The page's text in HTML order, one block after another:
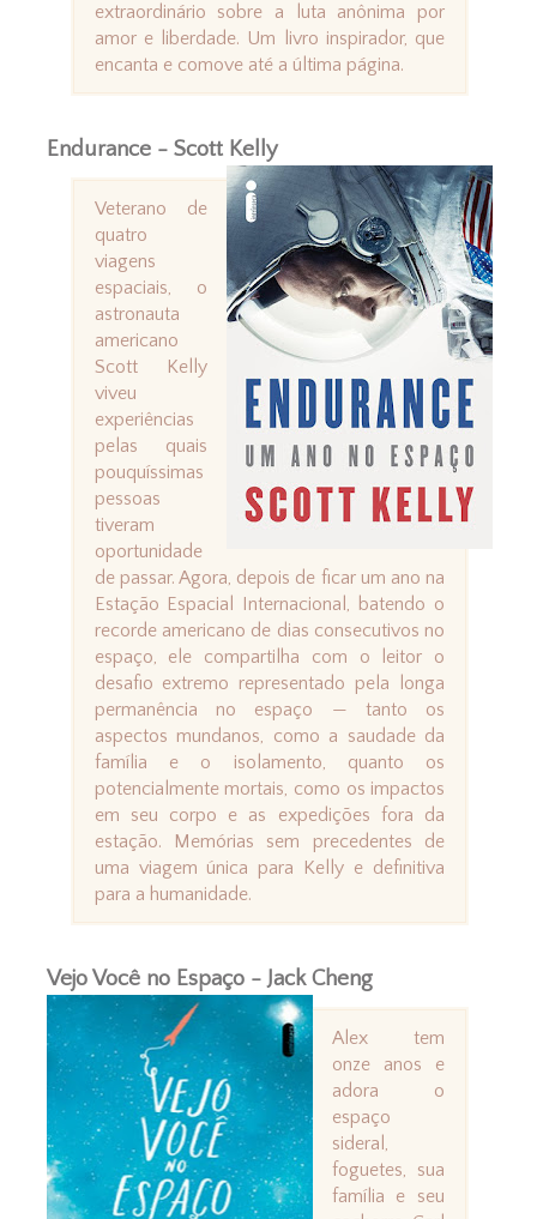
extraordinário sobre a luta anônima por
amor e liberdade. Um livro inspirador, que
encanta e comove até a última página.
Endurance - Scott Kelly
Veterano de
quatro
viagens
espaciais, o
astronauta
americano
Scott Kelly
viveu
experiências
pelas quais
pouquíssimas
pessoas
tiveram
oportunidade
de passar. Agora, depois de ficar um ano na
Estação Espacial Internacional, batendo o
recorde americano de dias consecutivos no
espaço, ele compartilha com o leitor o
desafio extremo representado pela longa
permanência no espaço — tanto os
aspectos mundanos, como a saudade da
família e o isolamento, quanto os
potencialmente mortais, como os impactos
em seu corpo e as expedições fora da
estação. Memórias sem precedentes de
uma viagem única para Kelly e definitiva
para a humanidade.
Vejo Você no Espaço - Jack Cheng
Alex tem
onze anos e
adora o
espaço
sideral,
foguetes, sua
família e seu